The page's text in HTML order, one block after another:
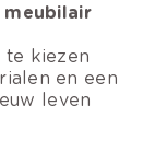
meubilair
te kiezen
en een
leven